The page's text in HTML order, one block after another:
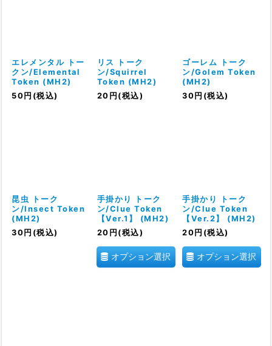
エレメンタル トー
クン/Elemental
Token (MH2)
50 円 (税込)
リス トーク
ン/Squirrel
Token (MH2)
20 円 (税込)
ゴーレム トーク
ン/Golem Token
(MH2)
30 円 (税込)
昆虫 トーク
ン/Insect Token
(MH2)
30 円 (税込)
手掛かり トーク
ン/Clue Token
【Ver.1】 (MH2)
20 円 (税込)
オプション選択
手掛かり トーク
ン/Clue Token
【Ver.2】 (MH2)
20 円 (税込)
オプション選択